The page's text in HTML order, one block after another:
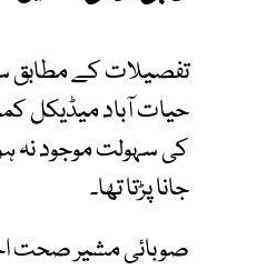
تفصیلات کے مطابق
حیات آباد میڈیکل
کی سہولت موجود نہ
جانا پڑتا تھا۔
صوبائی مشیر صحت